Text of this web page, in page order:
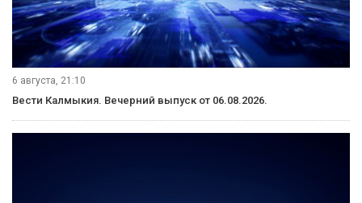
6 августа, 21:10
Вести Калмыкия. Вечерний выпуск от 06.08.2026.